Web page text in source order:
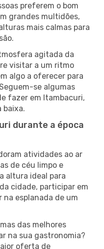
preferem o bom
grandes multidões,
mais calmas para
agitada da
visitar a um ritmo
algo a oferecer para
se algumas
fazer em Itambacuri,
baixa.
durante a época
atividades ao ar
de céu limpo e
altura ideal para
cidade, participar em
esplanada de um
das melhores
na sua gastronomia?
oferta de